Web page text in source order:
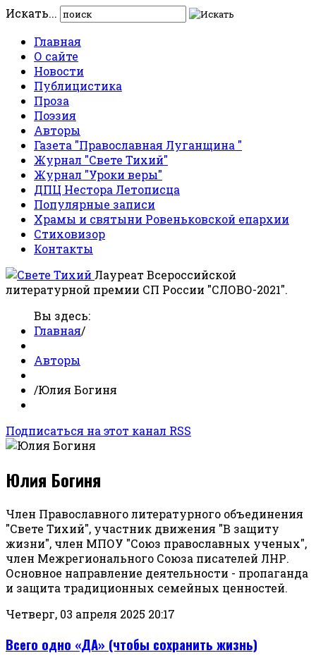
Искать...
Главная
О сайте
Новости
Публицистика
Проза
Поэзия
Авторы
Газета "Православная Луганщина "
Журнал "Свете Тихий"
Журнал "Уроки веры"
ДПЦ Нестора Летописца
Популярные записи
Храмы и святыни Ровеньковской епархии
Стиховизор
Контакты
Лауреат Всероссийской
литературной премии СП России "СЛОВО-2021".
Вы здесь:
Главная/
Авторы
/Юлия Богиня
Подписаться на этот канал RSS
Юлия Богиня
Член Православного литературного объединения
"Свете Тихий", участник движения "В защиту
жизни", член МПОУ "Союз православных ученых",
член Межрегионального Союза писателей ЛНР.
Основное направление деятельности - пропаганда
и защита традиционных семейных ценностей.
Четверг, 03 апреля 2025 20:17
Всего одно «ДА» (чтобы сохранить жизнь)